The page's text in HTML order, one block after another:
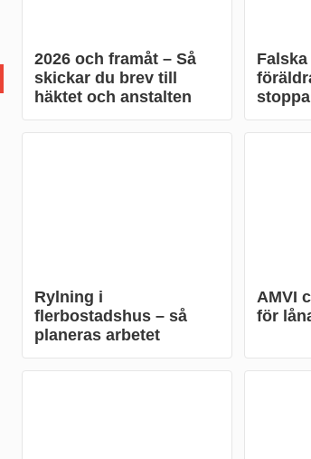
2026 och framåt – Så
skickar du brev till
häktet och anstalten
Falska
Rylning i
flerbostadshus – så
planeras arbetet
AMVI
för